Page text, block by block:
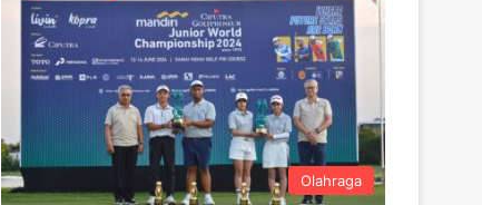
Olahraga